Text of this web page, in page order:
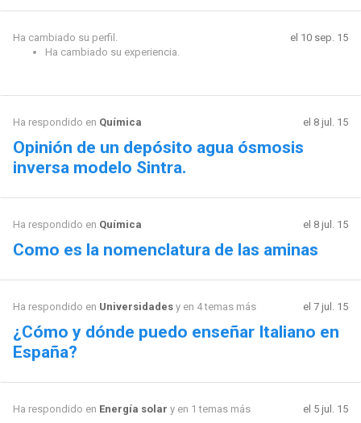
Ha cambiado su perfil.
Ha cambiado su experiencia.
el 10 sep. 15
Ha respondido en Química el 8 jul. 15
Opinión de un depósito agua ósmosis
inversa modelo Sintra.
Ha respondido en Química el 8 jul. 15
Como es la nomenclatura de las aminas
Ha respondido en Universidadesy en 4 temas más el 7 jul. 15
¿Cómo y dónde puedo enseñar Italiano en
España?
Ha respondido en Energía solar y en 1 temas más el 5 jul. 15